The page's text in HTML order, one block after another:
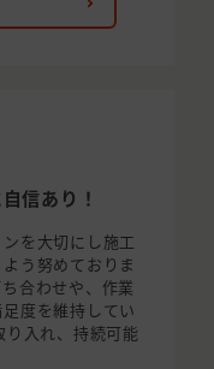
信あり！
を大切にし施工
う努めておりま
合わせや、作業
度を維持してい
り入れ、持続可能